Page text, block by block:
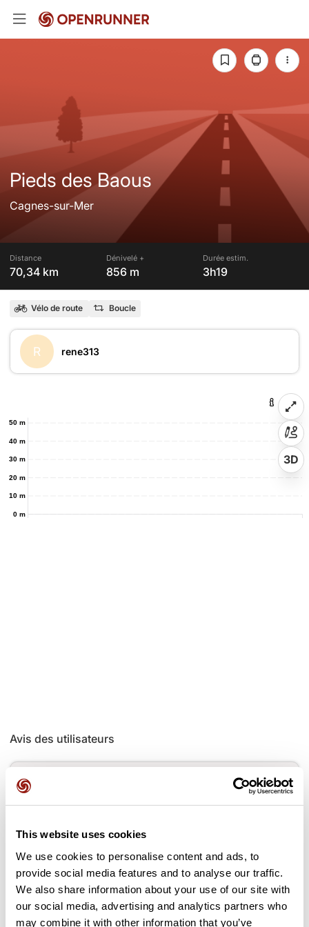
This website uses cookies
We use cookies to personalise content and ads, to
provide social media features and to analyse our traffic.
We also share information about your use of our site with
our social media, advertising and analytics partners who
may combine it with other information that you’ve
Pieds des Baous
Cagnes-sur-Mer
Distance
70,34 km
Dénivelé +
856 m
Durée estim.
3h19
Vélo de route Boucle
R rene313
0 m
10 m
20 m
30 m
40 m
50 m
3D
Avis des utilisateurs
Soyez le premier à ajouter un avis !
Ajouter un avis
Cols le long du parcours